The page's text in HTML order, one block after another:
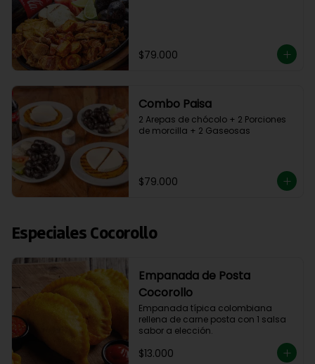
$79.000
Combo Paisa
2 Arepas de chócolo + 2 Porciones
de morcilla + 2 Gaseosas
$79.000
Especiales Cocorollo
Empanada de Posta
Cocorollo
Empanada típica colombiana
rellena de carne posta con 1 salsa
sabor a elección.
$13.000